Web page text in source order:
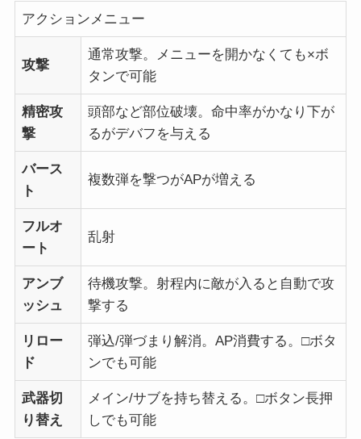
アクションメニュー
攻撃
通常攻撃。メニューを開かなくても×ボ
タンで可能
精密攻
撃
頭部など部位破壊。命中率がかなり下が
るがデバフを与える
バース
ト
複数弾を撃つがAPが増える
フルオ
ート
乱射
アンブ
ッシュ
待機攻撃。射程内に敵が入ると自動で攻
撃する
リロー
ド
弾込/弾づまり解消。AP消費する。□ボタ
ンでも可能
武器切
り替え
メイン/サブを持ち替える。□ボタン長押
しでも可能